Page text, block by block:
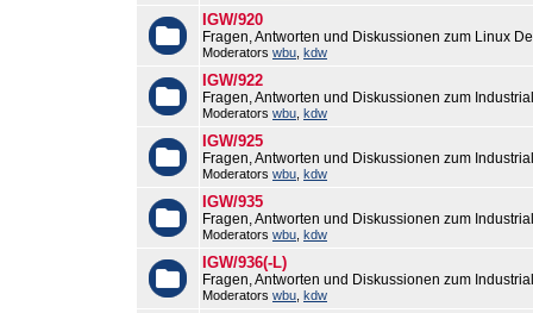
IGW/920
Fragen, Antworten und Diskussionen zum Linux
Moderators wbu kdw
IGW/922
Fragen, Antworten und Diskussionen zum
Moderators wbu kdw
IGW/925
Fragen, Antworten und Diskussionen zum
Moderators wbu kdw
IGW/935
Fragen, Antworten und Diskussionen zum
Moderators wbu kdw
IGW/936(-L)
Fragen, Antworten und Diskussionen zum
Moderators wbu kdw